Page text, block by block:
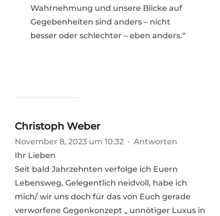
Wahrnehmung und unsere Blicke auf
Gegebenheiten sind anders – nicht
besser oder schlechter – eben anders.“
Christoph Weber
November 8, 2023 um 10:32 · Antworten
Ihr Lieben
Seit bald Jahrzehnten verfolge ich Euern
Lebensweg, Gelegentlich neidvoll, habe ich
mich/ wir uns doch für das von Euch gerade
verworfene Gegenkonzept „ unnötiger Luxus in